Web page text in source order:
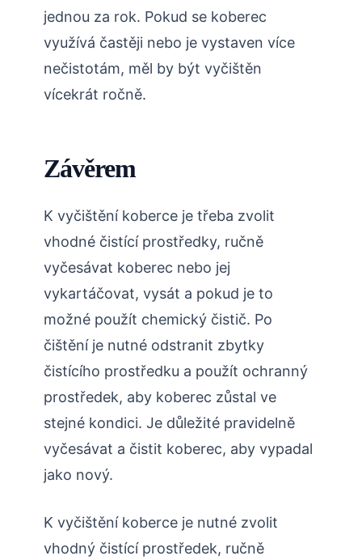
jednou za rok. Pokud se koberec
využívá častěji nebo je vystaven více
nečistotám, měl by být vyčištěn
vícekrát ročně.
Závěrem
K vyčištění koberce je třeba zvolit
vhodné čistící prostředky, ručně
vyčesávat koberec nebo jej
vykartáčovat, vysát a pokud je to
možné použít chemický čistič. Po
čištění je nutné odstranit zbytky
čistícího prostředku a použít ochranný
prostředek, aby koberec zůstal ve
stejné kondici. Je důležité pravidelně
vyčesávat a čistit koberec, aby vypadal
jako nový.
K vyčištění koberce je nutné zvolit
vhodný čistící prostředek, ručně